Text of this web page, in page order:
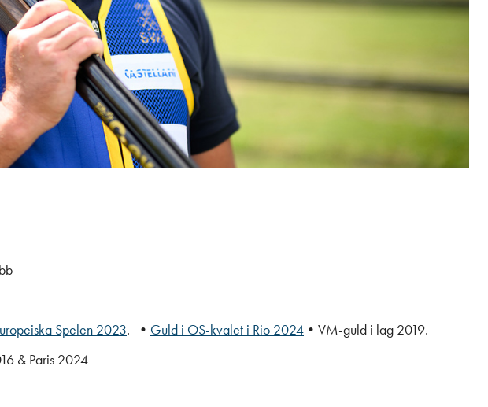
Spelen 2023. • Guld i OS-kvalet i Rio 2024 • VM-guld i lag 2019.
& Paris 2024